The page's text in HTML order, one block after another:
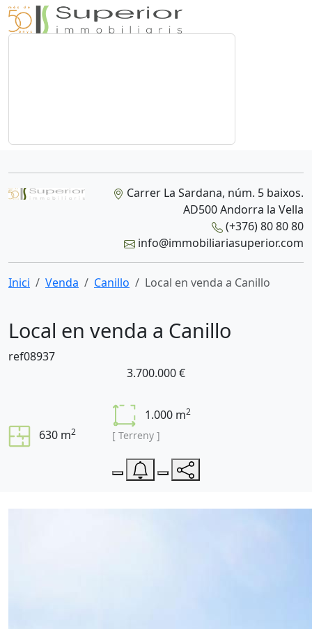
Carrer La Sardana, núm. 5 baixos.
AD500 Andorra la Vella
(+376) 80 80 80
info@immobiliariasuperior.com
Inici Venda Canillo Local en venda a Canillo
Local en venda a Canillo
ref08937
3.700.000 €
630 m2
1.000 m2
[ Terreny ]